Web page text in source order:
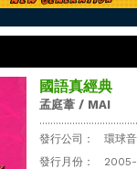
國語真經典
孟庭葦 / MAI
發行公司：
環球
發行月份：